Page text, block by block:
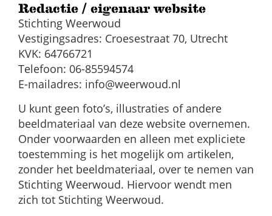
Redactie / eigenaar website
Stichting Weerwoud
Vestigingsadres: Croesestraat 70, Utrecht
KVK: 64766721
Telefoon: 06-85594574
E-mailadres: info@weerwoud.nl
U kunt geen foto’s, illustraties of andere
beeldmateriaal van deze website overnemen.
Onder voorwaarden en alleen met expliciete
toestemming is het mogelijk om artikelen,
zonder het beeldmateriaal, over te nemen van
Stichting Weerwoud. Hiervoor wendt men
zich tot Stichting Weerwoud.